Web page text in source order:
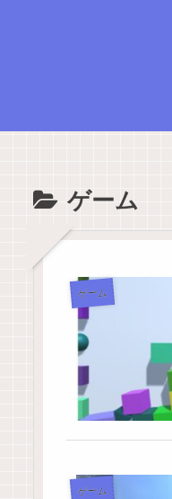
ゲーム
ゲーム
ゲーム